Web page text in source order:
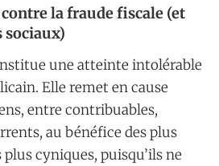
la fraude fiscale (et
sociaux)
une atteinte intolérable
Elle remet en cause
entre contribuables,
au bénéfice des plus
cyniques, puisqu’ils ne